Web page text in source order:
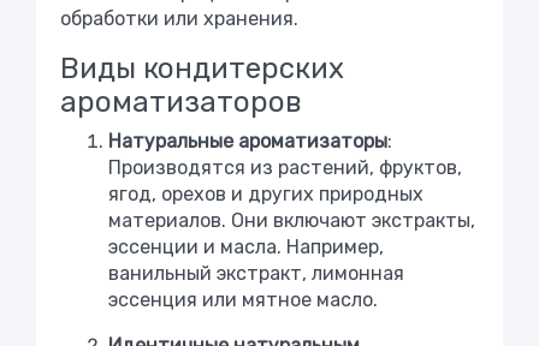
обработки или хранения.
Виды кондитерских
ароматизаторов
Натуральные ароматизаторы:
Производятся из растений, фруктов,
ягод, орехов и других природных
материалов. Они включают экстракты,
эссенции и масла. Например,
ванильный экстракт, лимонная
эссенция или мятное масло.